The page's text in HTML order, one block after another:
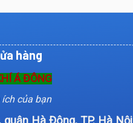
hàng
Á ĐÔNG
của bạn
Hà Đông, TP. Hà Nội